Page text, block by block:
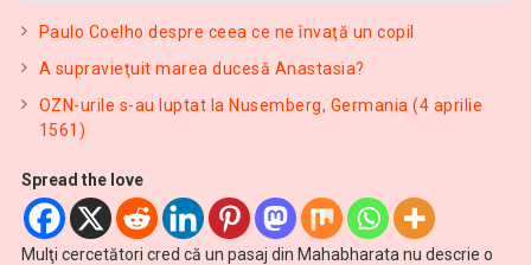
Paulo Coelho despre ceea ce ne învaţă un copil
A supravieţuit marea ducesă Anastasia?
OZN-urile s-au luptat la Nusemberg, Germania (4 aprilie
1561)
Spread the love
Mulţi cercetători cred că un pasaj din Mahabharata nu descrie o